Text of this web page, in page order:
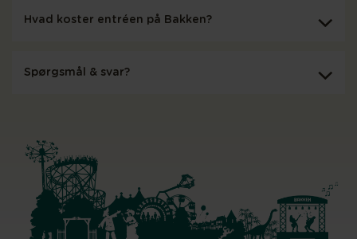
Hvad koster entréen på Bakken?
Spørgsmål & svar?